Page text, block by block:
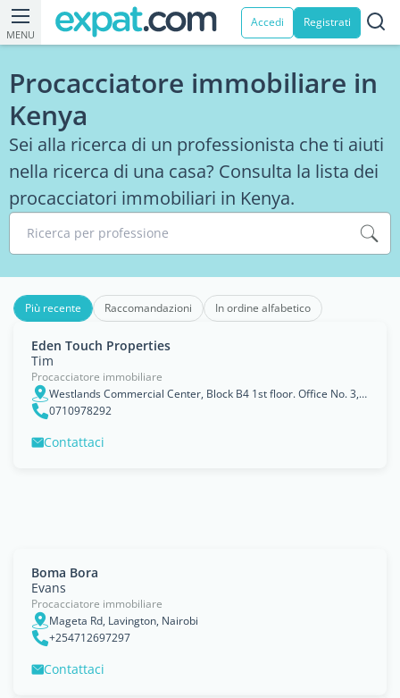
MENU
Accedi Registrati
Procacciatore immobiliare in
Kenya
Sei alla ricerca di un professionista che ti aiuti
nella ricerca di una casa? Consulta la lista dei
procacciatori immobiliari in Kenya.
Ricerca per professione
Più recente Raccomandazioni In ordine alfabetico
Eden Touch Properties
Tim
Procacciatore immobiliare
Westlands Commercial Center, Block B4 1st floor. Office No. 3, Nairobi, Nairobi Area
0710978292
Contattaci
Boma Bora
Evans
Procacciatore immobiliare
Mageta Rd, Lavington, Nairobi
+254712697297
Contattaci